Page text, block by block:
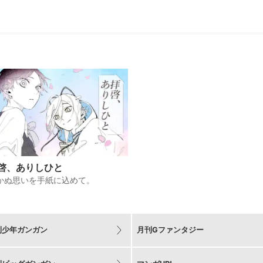
、ありしひと
ぬ思いを手紙に込めて。
少年ガンガン 月刊Gファンタジー